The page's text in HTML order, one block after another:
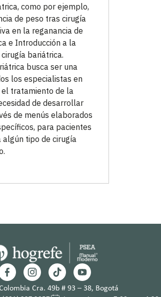
como por ejemplo,
de peso tras cirugía
en la reganancia de
e Introducción a la
bariátrica.
busca ser una
los especialistas en
el tratamiento de la
de desarrollar
de menús elaborados
para pacientes
algún tipo de cirugía
Cra. 49b # 93 – 38, Bogotá